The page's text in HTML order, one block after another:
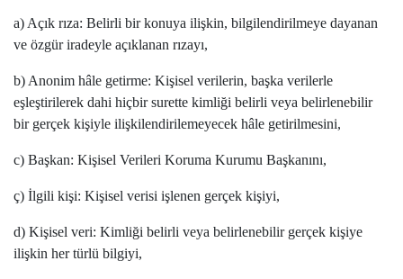
a) Açık rıza: Belirli bir konuya ilişkin, bilgilendirilmeye dayanan
ve özgür iradeyle açıklanan rızayı,
b) Anonim hâle getirme: Kişisel verilerin, başka verilerle
eşleştirilerek dahi hiçbir surette kimliği belirli veya belirlenebilir
bir gerçek kişiyle ilişkilendirilemeyecek hâle getirilmesini,
c) Başkan: Kişisel Verileri Koruma Kurumu Başkanını,
ç) İlgili kişi: Kişisel verisi işlenen gerçek kişiyi,
d) Kişisel veri: Kimliği belirli veya belirlenebilir gerçek kişiye
ilişkin her türlü bilgiyi,